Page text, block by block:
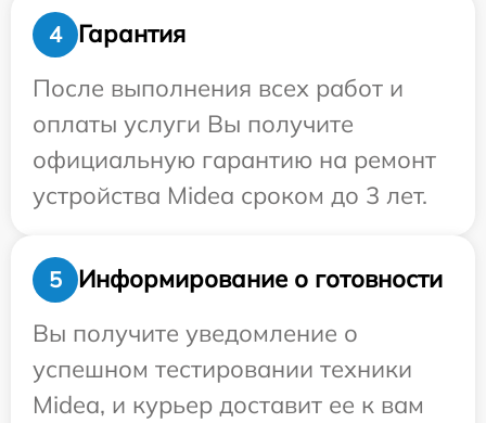
4
Гарантия
После выполнения всех работ и
оплаты услуги Вы получите
официальную гарантию на ремонт
устройства Midea сроком до 3 лет.
5
Информирование о готовности
Вы получите уведомление о
успешном тестировании техники
Midea, и курьер доставит ее к вам